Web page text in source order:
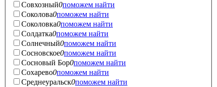
Совхозный0поможем найти
Соколова0поможем найти
Соколовка0поможем найти
Солдатка0поможем найти
Солнечный0поможем найти
Сосновское0поможем найти
Сосновый Бор0поможем найти
Сохарево0поможем найти
Среднеуральск0поможем найти